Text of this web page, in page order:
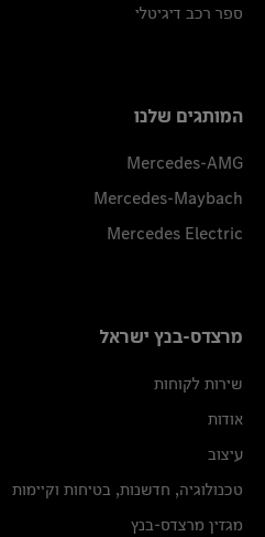
ספר רכב דיגיטלי
המותגים שלנו
Mercedes-AMG
Mercedes-Maybach
Mercedes Electric
מרצדס-בנץ ישראל
שירות לקוחות
אודות
עיצוב
טכנולוגיה, חדשנות, בטיחות וקיימות
מגזין מרצדס-בנץ